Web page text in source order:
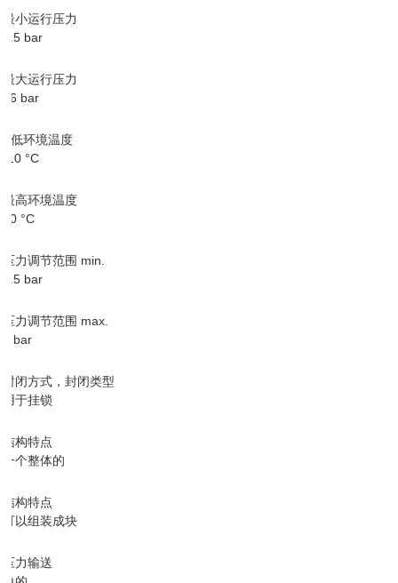
最小运行压力
1.5 bar
最大运行压力
16 bar
Z低环境温度
-10 °C
最高环境温度
50 °C
压力调节范围 min.
0.5 bar
压力调节范围 max.
8 bar
封闭方式，封闭类型
用于挂锁
结构特点
一个整体的
结构特点
可以组装成块
压力输送